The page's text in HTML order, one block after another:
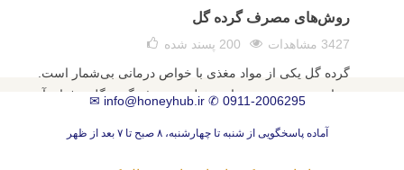
روش‌های مصرف گرده گل
3427 مشاهدات 200 پسند شده
گرده گل یکی از مواد مغذی با خواص درمانی بی‌شمار است.
در این پست به روش‌های مختلف مصرف گرده گل و فواید آن
0911-2006295
✆
info@honeyhub.ir
✉
آماده پاسخگویی از شنبه تا چهارشنبه، ۸ صبح تا ۷ بعد از ظهر